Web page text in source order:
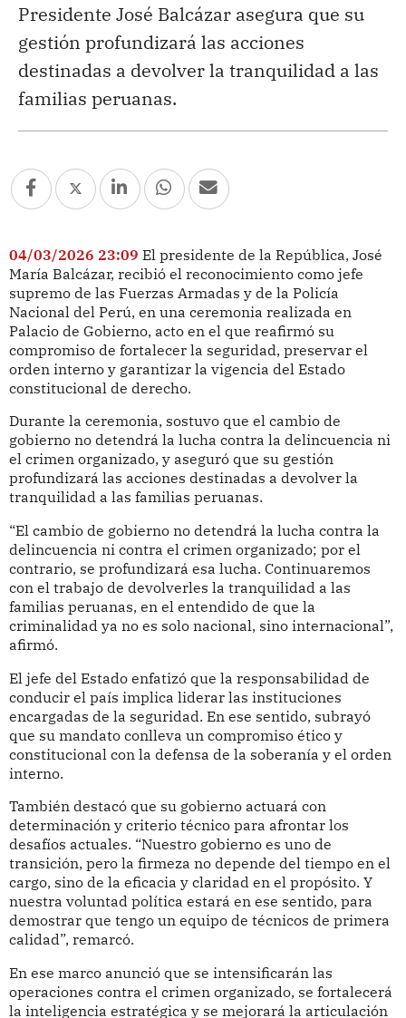
Presidente José Balcázar asegura que su
gestión profundizará las acciones
destinadas a devolver la tranquilidad a las
familias peruanas.
04/03/2026 23:09 El presidente de la República, José
María Balcázar, recibió el reconocimiento como jefe
supremo de las Fuerzas Armadas y de la Policía
Nacional del Perú, en una ceremonia realizada en
Palacio de Gobierno, acto en el que reafirmó su
compromiso de fortalecer la seguridad, preservar el
orden interno y garantizar la vigencia del Estado
constitucional de derecho.
Durante la ceremonia, sostuvo que el cambio de
gobierno no detendrá la lucha contra la delincuencia ni
el crimen organizado, y aseguró que su gestión
profundizará las acciones destinadas a devolver la
tranquilidad a las familias peruanas.
“El cambio de gobierno no detendrá la lucha contra la
delincuencia ni contra el crimen organizado; por el
contrario, se profundizará esa lucha. Continuaremos
con el trabajo de devolverles la tranquilidad a las
familias peruanas, en el entendido de que la
criminalidad ya no es solo nacional, sino internacional”,
afirmó.
El jefe del Estado enfatizó que la responsabilidad de
conducir el país implica liderar las instituciones
encargadas de la seguridad. En ese sentido, subrayó
que su mandato conlleva un compromiso ético y
constitucional con la defensa de la soberanía y el orden
interno.
También destacó que su gobierno actuará con
determinación y criterio técnico para afrontar los
desafíos actuales. “Nuestro gobierno es uno de
transición, pero la firmeza no depende del tiempo en el
cargo, sino de la eficacia y claridad en el propósito. Y
nuestra voluntad política estará en ese sentido, para
demostrar que tengo un equipo de técnicos de primera
calidad”, remarcó.
En ese marco anunció que se intensificarán las
operaciones contra el crimen organizado, se fortalecerá
la inteligencia estratégica y se mejorará la articulación